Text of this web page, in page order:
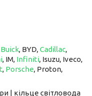
Buick, BYD,Cadillac,
, IM, ​​​​​​​ Infiniti, Isuzu, Iveco,
, Porsche, Proton, ​​​​​​​
| кільце світловода